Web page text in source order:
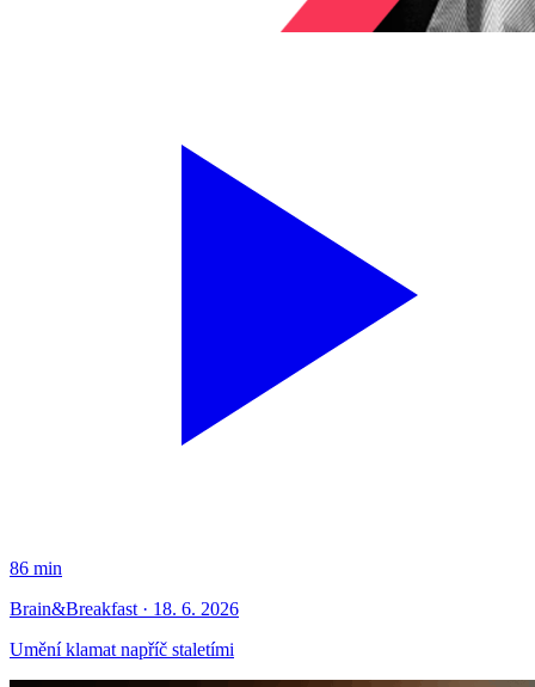
86 min
Brain&Breakfast · 18. 6. 2026
Umění klamat napříč staletími